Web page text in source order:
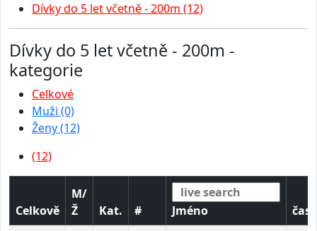
Dívky do 5 let včetně - 200m (12)
Dívky do 5 let včetně - 200m -
kategorie
Celkové
Muži (0)
Ženy (12)
(12)
Celkově
M/
Ž
Kat. # Jméno
čas